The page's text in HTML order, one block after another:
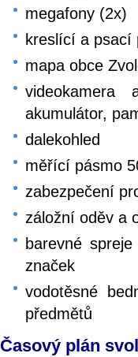
megafony (2x)
kreslící a psací
mapa obce
akumulátor,
dalekohled
měřící pásmo
zabezpečení
záložní oděv a
barevné
značek
vodotěsné
předmětů
Časový plán